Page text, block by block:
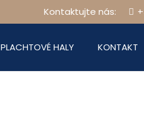
Kontaktujte nás:
PLACHTOVÉ HALY KONTAKT